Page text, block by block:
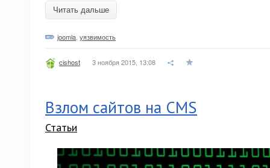
Читать дальше
joomla уязвимость
cishost 3 ноября 2015, 13:08
Взлом сайтов на CMS
Статьи